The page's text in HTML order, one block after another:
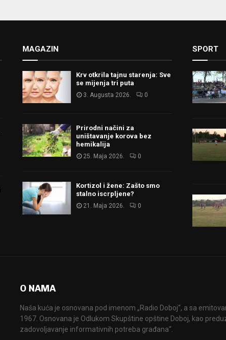
MAGAZIN
Krv otkrila tajnu starenja: Sve
se mijenja tri puta
3. Augusta 2026. 0
Prirodni načini za
uništavanje korova bez
hemikalija
25. Maja 2026. 0
Kortizol i žene: Zašto smo
stalno iscrpljene?
21. Maja 2026. 0
SPORT
O NAMA
Naša kuća je osnovana pod imenom „Radio Doboj“, a sa
1967. Osnovana je Odlukom Skupštine opštine Doboj, kao
zadovoljavanje informativnih potreba građana“.